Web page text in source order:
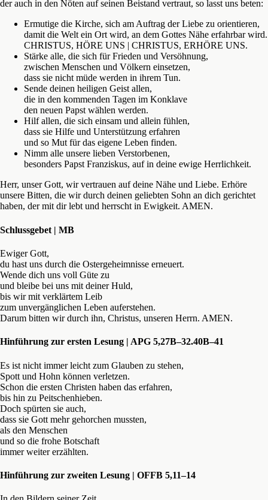
der auch in den Nöten auf seinen Beistand vertraut, so lasst uns beten:
Ermutige die Kirche, sich am Auftrag der Liebe zu orientieren,
damit die Welt ein Ort wird, an dem Gottes Nähe erfahrbar wird.
CHRISTUS, HÖRE UNS | CHRISTUS, ERHÖRE UNS.
Stärke alle, die sich für Frieden und Versöhnung,
zwischen Menschen und Völkern einsetzen,
dass sie nicht müde werden in ihrem Tun.
Sende deinen heiligen Geist allen,
die in den kommenden Tagen im Konklave
den neuen Papst wählen werden.
Hilf allen, die sich einsam und allein fühlen,
dass sie Hilfe und Unterstützung erfahren
und so Mut für das eigene Leben finden.
Nimm alle unsere lieben Verstorbenen,
besonders Papst Franziskus, auf in deine ewige Herrlichkeit.
Herr, unser Gott, wir vertrauen auf deine Nähe und Liebe. Erhöre
unsere Bitten, die wir durch deinen geliebten Sohn an dich gerichtet
haben, der mit dir lebt und herrscht in Ewigkeit. AMEN.
Schlussgebet | MB
Ewiger Gott,
du hast uns durch die Ostergeheimnisse erneuert.
Wende dich uns voll Güte zu
und bleibe bei uns mit deiner Huld,
bis wir mit verklärtem Leib
zum unvergänglichen Leben auferstehen.
Darum bitten wir durch ihn, Christus, unseren Herrn. AMEN.
Hinführung zur ersten Lesung | APG 5,27B–32.40B–41
Es ist nicht immer leicht zum Glauben zu stehen,
Spott und Hohn können verletzen.
Schon die ersten Christen haben das erfahren,
bis hin zu Peitschenhieben.
Doch spürten sie auch,
dass sie Gott mehr gehorchen mussten,
als den Menschen
und so die frohe Botschaft
immer weiter erzählten.
Hinführung zur zweiten Lesung | OFFB 5,11–14